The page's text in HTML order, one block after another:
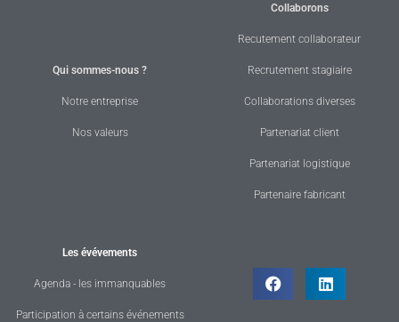
Qui sommes-nous ?
Notre entreprise
Nos valeurs
Collaborons
Recutement collaborateur
Recrutement stagiaire
Collaborations diverses
Partenariat client
Partenariat logistique
Partenaire fabricant
Les évévements
Agenda - les immanquables
Participation à certains événements